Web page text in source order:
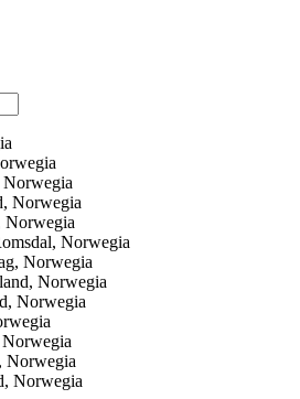
Norwegia
Norwegia
Norwegia
Norwegia
Norwegia
Norwegia
Norwegia
Norwegia
Norwegia